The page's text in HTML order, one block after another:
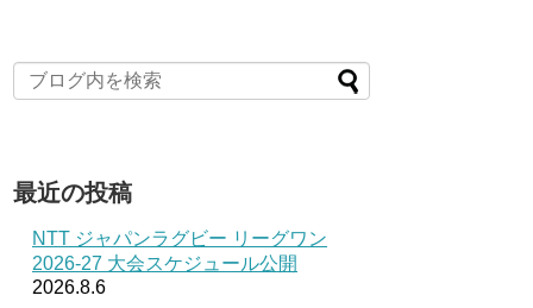
最近の投稿
NTT ジャパンラグビー リーグワン
2026-27 大会スケジュール公開
2026.8.6